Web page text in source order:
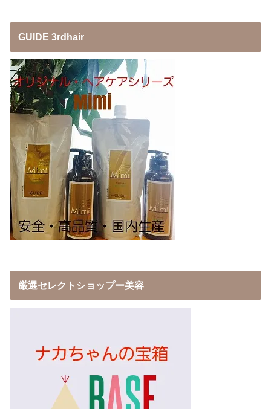
GUIDE 3rdhair
厳選セレクトショップー美容